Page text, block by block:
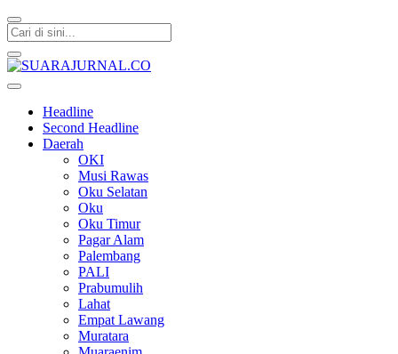
Headline
Second Headline
Daerah
OKI
Musi Rawas
Oku Selatan
Oku
Oku Timur
Pagar Alam
Palembang
PALI
Prabumulih
Lahat
Empat Lawang
Muratara